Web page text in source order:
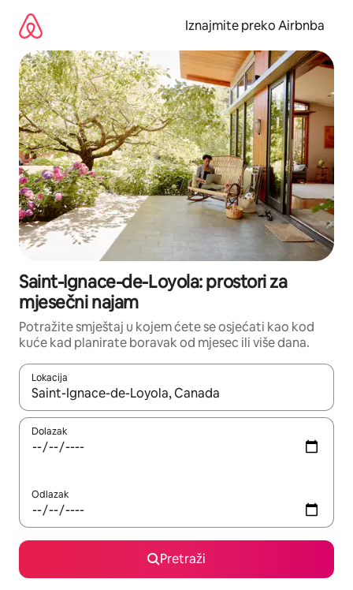
sadržaj
Iznajmite preko Airbnba
Saint-Ignace-de-Loyola: prostori za
mjesečni najam
Potražite smještaj u kojem ćete se osjećati kao kod
kuće kad planirate boravak od mjesec ili više dana.
Lokacija
Kada budu dostupni rezultati, moći ćete ih pregledati
Dolazak
Odlazak
Pretraži